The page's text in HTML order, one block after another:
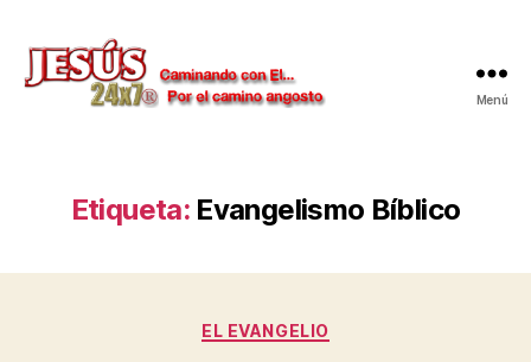
Menú
Etiqueta: Evangelismo Bíblico
Categorías
EL EVANGELIO